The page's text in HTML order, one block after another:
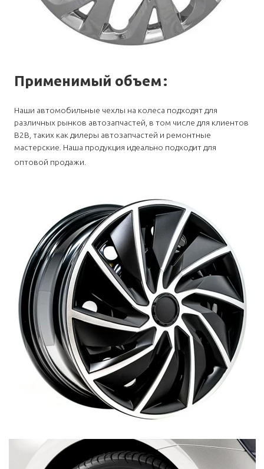
Применимый объем:
Наши автомобильные чехлы на колеса подходят для
различных рынков автозапчастей, в том числе для клиентов
B2B, таких как дилеры автозапчастей и ремонтные
мастерские. Наша продукция идеально подходит для
оптовой продажи.